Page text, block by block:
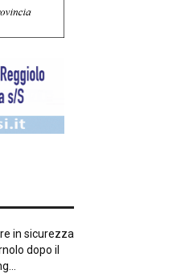
in sicurezza
dopo il